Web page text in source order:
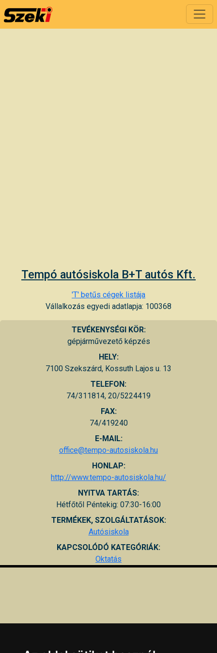
Tempó autósiskola B+T autós Kft.
'T' betűs cégek listája
Vállalkozás egyedi adatlapja: 100368
TEVÉKENYSÉGI KÖR:
gépjárművezető képzés
HELY:
7100 Szekszárd, Kossuth Lajos u. 13
TELEFON:
74/311814, 20/5224419
FAX:
74/419240
E-MAIL:
office@tempo-autosiskola.hu
HONLAP:
http://www.tempo-autosiskola.hu/
NYITVA TARTÁS:
Hétfőtől Péntekig: 07:30-16:00
TERMÉKEK, SZOLGÁLTATÁSOK:
Autósiskola
KAPCSOLÓDÓ KATEGÓRIÁK:
Oktatás